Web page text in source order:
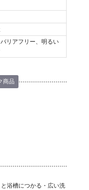
リアフリー、明るい
商品
浴槽につかる・広い洗